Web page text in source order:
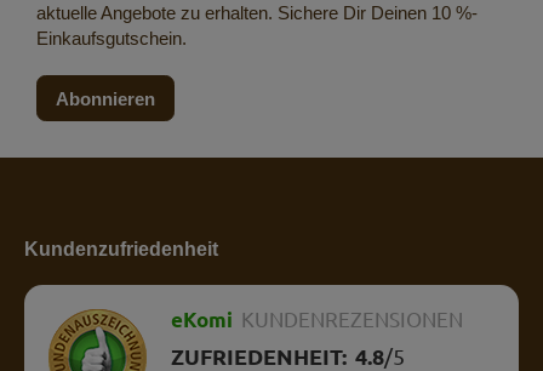
aktuelle Angebote zu erhalten. Sichere Dir Deinen 10 %-
Einkaufsgutschein.
Abonnieren
Kundenzufriedenheit
eKomi KUNDENREZENSIONEN
ZUFRIEDENHEIT: 4.8/5